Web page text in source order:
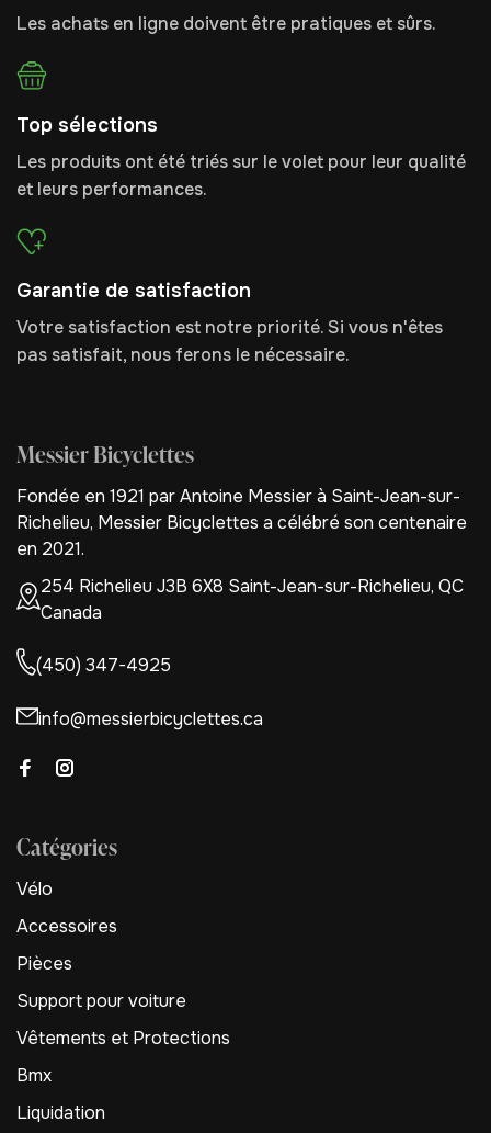
Les achats en ligne doivent être pratiques et sûrs.
Top sélections
Les produits ont été triés sur le volet pour leur qualité
et leurs performances.
Garantie de satisfaction
Votre satisfaction est notre priorité. Si vous n'êtes
pas satisfait, nous ferons le nécessaire.
Messier Bicyclettes
Fondée en 1921 par Antoine Messier à Saint-Jean-sur-
Richelieu, Messier Bicyclettes a célébré son centenaire
en 2021.
254 Richelieu J3B 6X8 Saint-Jean-sur-Richelieu, QC
Canada
(450) 347-4925
info@messierbicyclettes.ca
Catégories
Vélo
Accessoires
Pièces
Support pour voiture
Vêtements et Protections
Bmx
Liquidation